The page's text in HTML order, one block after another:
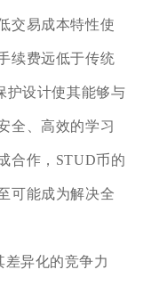
交易成本特性使
续费远低于传统
护设计使其能够与
全、高效的学习
合作，STUD币的
可能成为解决全
异化的竞争力